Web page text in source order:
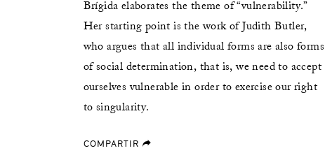
Brígida elaborates the theme of “vulnerability.”
Her starting point is the work of Judith Butler,
who argues that all individual forms are also forms
of social determination, that is, we need to accept
ourselves vulnerable in order to exercise our right
to singularity.
COMPARTIR forward